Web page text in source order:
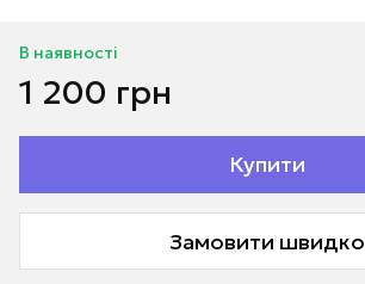
В наявності
1 200 грн
Купити
Замовити швидко